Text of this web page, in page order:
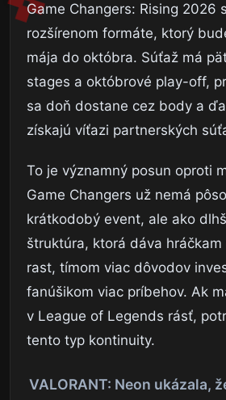
Game Changers: Rising 2026
rozšírenom formáte, ktorý
mája do októbra. Súťaž má
stages a októbrové play-off,
sa doň dostane cez body a
získajú víťazi partnerských
To je významný posun oproti
Game Changers už nemá
krátkodobý event, ale ako
štruktúra, ktorá dáva
rast, tímom viac dôvodov
fanúšikom viac príbehov. Ak
v League of Legends rásť,
tento typ kontinuity.
VALORANT: Neon ukázala,